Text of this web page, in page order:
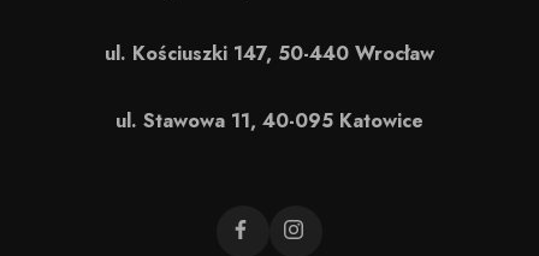
ul. Kościuszki 147, 50-440 Wrocław
ul. Stawowa 11, 40-095 Katowice